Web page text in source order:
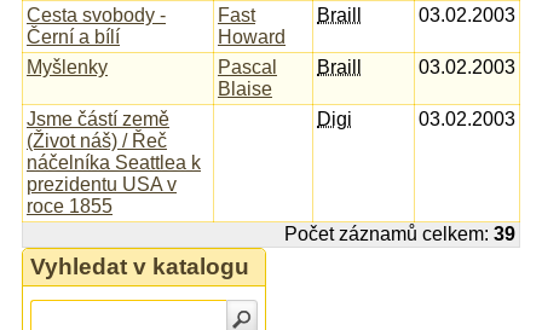
Cesta svobody -
Černí a bílí
Fast
Howard
Braill 03.02.2003
Myšlenky
Pascal
Blaise
Braill 03.02.2003
Jsme částí země
(Život náš) / Řeč
náčelníka Seattlea k
prezidentu USA v
roce 1855
Digi 03.02.2003
Počet záznamů celkem: 39
Vyhledat v katalogu